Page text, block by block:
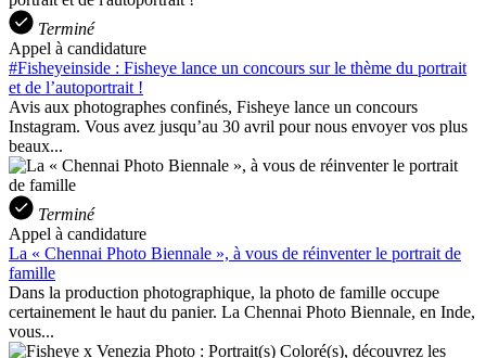
Terminé
Appel à candidature
#Fisheyeinside : Fisheye lance un concours sur le thème du portrait
et de l’autoportrait !
Avis aux photographes confinés, Fisheye lance un concours
Instagram. Vous avez jusqu’au 30 avril pour nous envoyer vos plus
beaux...
Terminé
Appel à candidature
La « Chennai Photo Biennale », à vous de réinventer le portrait de
famille
Dans la production photographique, la photo de famille occupe
certainement le haut du panier. La Chennai Photo Biennale, en Inde,
vous...